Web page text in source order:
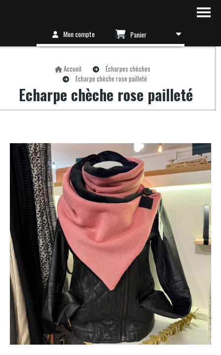
Mon compte Panier
Accueil
Écharpes chèches
Echarpe chèche rose pailleté
Echarpe chèche rose pailleté